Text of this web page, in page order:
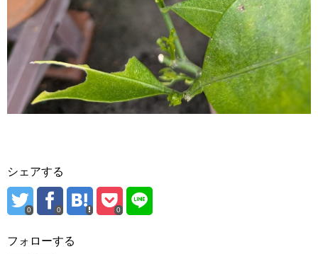
シェアする
0 0 0
フォローする